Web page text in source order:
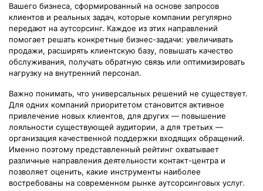
Вашего бизнеса, сформированный на основе запросов
клиентов и реальных задач, которые компании регулярно
передают на аутсорсинг. Каждое из этих направлений
помогает решать конкретные бизнес-задачи: увеличивать
продажи, расширять клиентскую базу, повышать качество
обслуживания, получать обратную связь или оптимизировать
нагрузку на внутренний персонал.
Важно понимать, что универсальных решений не существует.
Для одних компаний приоритетом становится активное
привлечение новых клиентов, для других — повышение
лояльности существующей аудитории, а для третьих —
организация качественной поддержки входящих обращений.
Именно поэтому представленный рейтинг охватывает
различные направления деятельности контакт-центра и
позволяет оценить, какие инструменты наиболее
востребованы на современном рынке аутсорсинговых услуг.